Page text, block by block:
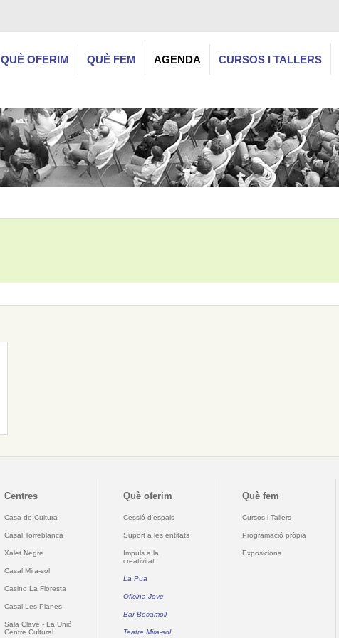
QUÈ OFERIM QUÈ FEM AGENDA CURSOS I TALLERS
Centres
Casa de Cultura
Casal Torreblanca
Xalet Negre
Casal Mira-sol
Casino La Floresta
Casal Les Planes
Sala Clavé - La Unió
Centre Cultural
Què oferim
Cessió d'espais
Suport a les entitats
Impuls a la
creativitat
La Pua
Oficina Jove
Bar Bocamoll
Teatre Mira-sol
Què fem
Cursos i Tallers
Programació pròpia
Exposicions